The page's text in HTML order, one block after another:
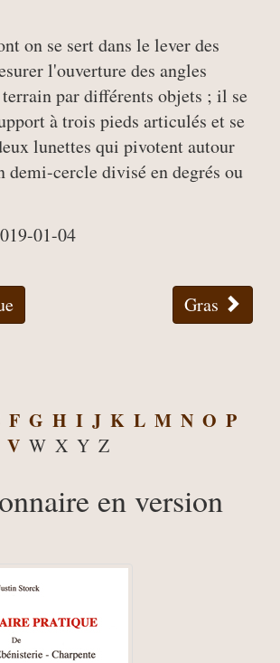
on se sert dans le lever des
l'ouverture des angles
par différents objets ; il se
à trois pieds articulés et se
lunettes qui pivotent autour
demi-cercle divisé en degrés ou
01-04
Gras
F G H I J K L M N O P
V W X Y Z
en version